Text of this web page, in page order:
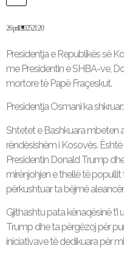
26 prill 202521:20
Presidentja e Republikës së
me Presidentin e SHBA-ve,
mortore të Papë Fraçeskut.
Presidentja Osmani ka shkruar:
Shtetet e Bashkuara mbeten
rëndësishëm i Kosovës.
Presidentin Donald Trump
mirënjohjen e thellë të
përkushtuar ta bëjmë
Gjithashtu pata kënaqësinë t’i
Trump dhe ta përgëzoj për
iniciativave të dedikuara për